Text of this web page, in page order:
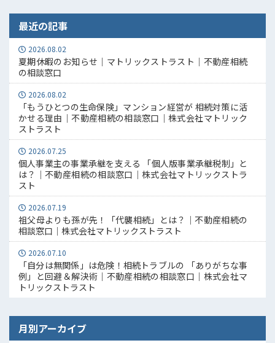
最近の記事
2026.08.02
夏期休暇のお知らせ｜マトリックストラスト｜不動産相続
の相談窓口
2026.08.02
「もうひとつの生命保険」マンション経営が 相続対策に活
かせる理由｜不動産相続の相談窓口｜株式会社マトリック
ストラスト
2026.07.25
個人事業主の事業承継を支える 「個人版事業承継税制」と
は？｜不動産相続の相談窓口｜株式会社マトリックストラ
スト
2026.07.19
祖父母よりも孫が先！「代襲相続」とは？｜不動産相続の
相談窓口｜株式会社マトリックストラスト
2026.07.10
「自分は無関係」は危険！相続トラブルの 「ありがちな事
例」と回避＆解決術｜不動産相続の相談窓口｜株式会社マ
トリックストラスト
月別アーカイブ